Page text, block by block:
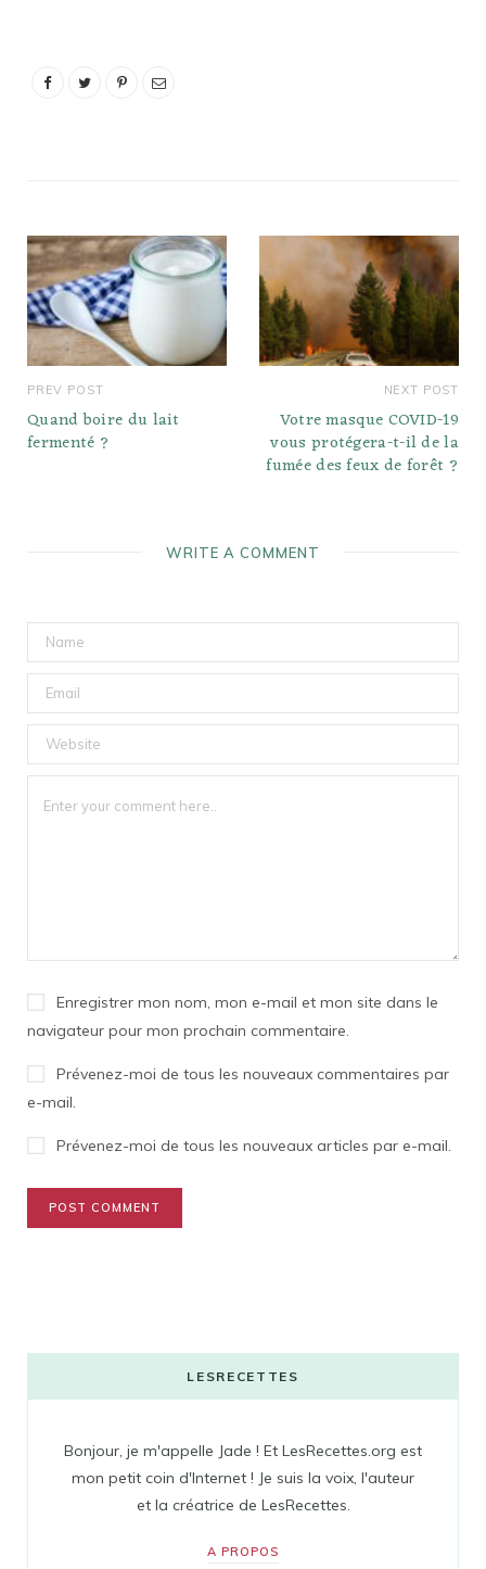
PREV POST
Quand boire du lait
fermenté ?
NEXT POST
Votre masque COVID-19
vous protégera-t-il de la
fumée des feux de forêt ?
WRITE A COMMENT
Enregistrer mon nom, mon e-mail et mon site dans le
navigateur pour mon prochain commentaire.
Prévenez-moi de tous les nouveaux commentaires par
e-mail.
Prévenez-moi de tous les nouveaux articles par e-mail.
LESRECETTES
Bonjour, je m'appelle Jade ! Et LesRecettes.org est
mon petit coin d'Internet ! Je suis la voix, l'auteur
et la créatrice de LesRecettes.
A PROPOS